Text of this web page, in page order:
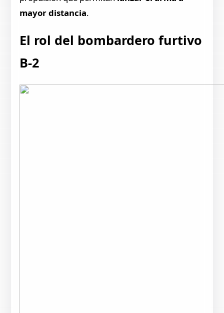
mayor distancia.
El rol del bombardero furtivo
B-2